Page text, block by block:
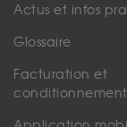
Actus et infos
Glossaire
Facturation et
conditionnement